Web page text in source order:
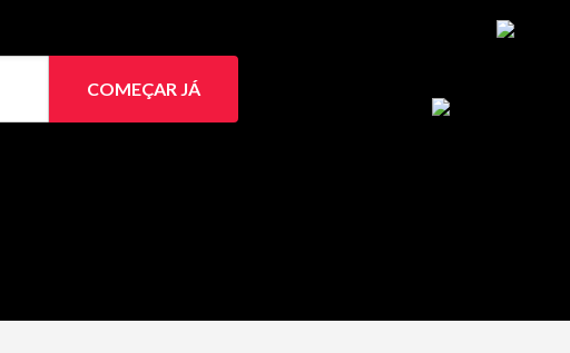
COMEÇAR JÁ